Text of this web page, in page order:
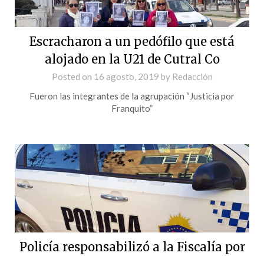
Escracharon a un pedófilo que está
alojado en la U21 de Cutral Co
Posted on 16 agosto, 2019 by Redacción
Fueron las integrantes de la agrupación “Justicia por
Franquito”
Policía responsabilizó a la Fiscalía por